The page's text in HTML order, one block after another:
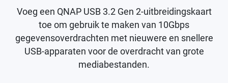
Voeg een QNAP USB 3.2 Gen 2-uitbreidingskaart
toe om gebruik te maken van 10Gbps
gegevensoverdrachten met nieuwere en snellere
USB-apparaten voor de overdracht van grote
mediabestanden.